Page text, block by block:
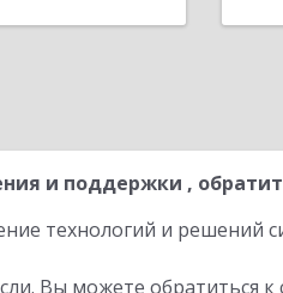
и поддержки ,
технологий и решений
Вы можете обратиться